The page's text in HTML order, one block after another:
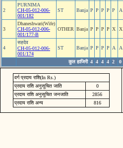
2
PURNIMA
CH-05-012-006-
001/182
ST Banja P P P P P A
3
Dhaneshwari(Wife)
CH-05-012-006-
001/177-B
OTHER Banja P P P P X X
4
सहदेव
CH-05-012-006-
001/174
ST Banja P P P P A A
कुल हाजिरी 4 4 4 4 2 0
वर्ग प्रदाय राशि(In Rs.)
प्रदाय राशि अनुसूचित जाति
0
प्रदाय राशि अनुसूचित जनजाति
2856
प्रदाय राशि अन्य
816